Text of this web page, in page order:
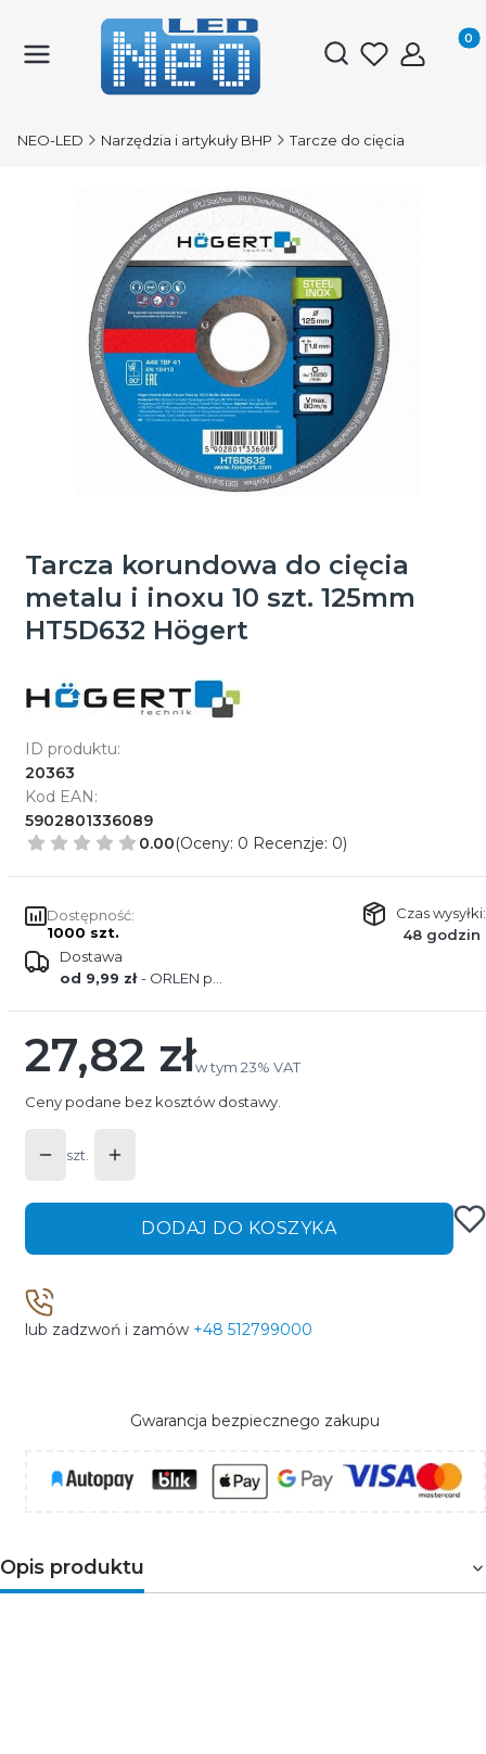
Otwórz
NEO-LED Narzędzia i artykuły BHP Tarcze do cięcia
Tarcza korundowa do cięcia
metalu i inoxu 10 szt. 125mm
HT5D632 Högert
ID produktu:
20363
Kod EAN:
5902801336089
0.00(Oceny: 0 Recenzje: 0)
Dostępność:
1000 szt.
Czas wysyłki:
48 godzin
Dostawa
od 9,99 zł- ORLEN paczka
Cena
27,82 złw tym 23% VAT
w tym 23% VAT
Ceny podane bez kosztów dostawy.
szt.
DODAJ DO KOSZYKA
lub zadzwoń i zamów +48 512799000
Gwarancja bezpiecznego zakupu
Opis produktu